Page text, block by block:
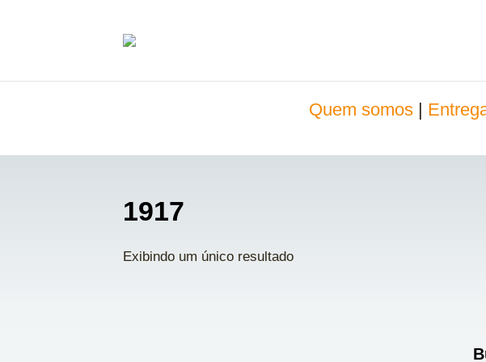
Quem somos
1917
Exibindo um único resultado